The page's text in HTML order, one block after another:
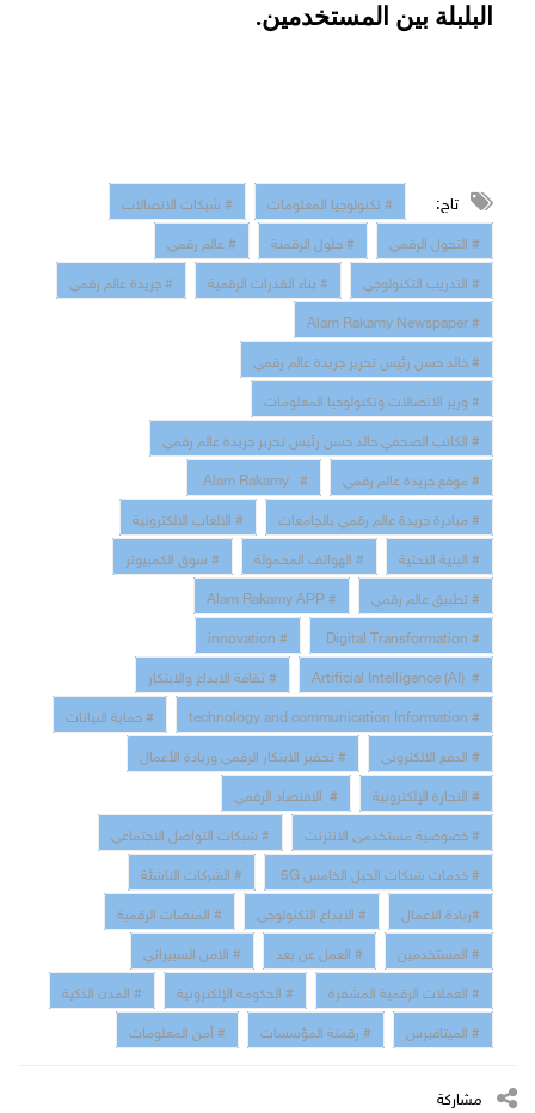
البلبلة بين المستخدمين.
تاج: # تكنولوجيا المعلومات
# شبكات الاتصالات
# التحول الرقمي
# حلول الرقمنة
# عالم رقمي
# التدريب التكنولوجي
# بناء القدرات الرقمية
# جريدة عالم رقمي
# Alam Rakamy Newspaper
# خالد حسن رئيس تحرير جريدة عالم رقمي
# وزير الاتصالات وتكنولوجيا المعلومات
# الكاتب الصحفي خالد حسن رئيس تحرير جريدة عالم رقمي
# موقع جريدة عالم رقمي
# Alam Rakamy
# مبادرة جريدة عالم رقمي بالجامعات
# الالعاب الالكترونية
# البنية التحتية
# الهواتف المحمولة
# سوق الكمبيوتر
# تطبيق عالم رقمي
# Alam Rakamy APP
# Digital Transformation
# innovation
# Artificial Intelligence (AI)
# ثقافة الابداع والابتكار
# technology and communication Information
# حماية البيانات
# الدفع الالكتروني
# تحفيز الابتكار الرقمي وريادة الأعمال
# التجارة الإلكترونية
# الاقتصاد الرقمي
# خصوصية مستخدمى الانترنت
# شبكات التواصل الاجتماعي
# خدمات شبكات الجيل الخامس 5G
# الشركات الناشئة
#ريادة الاعمال
# الابداع التكنولوجي
# المنصات الرقمية
# المستخدمين
# العمل عن بعد
# الامن السبيراني
# العملات الرقمية المشفرة
# الحكومة الإلكترونية
# المدن الذكية
# الميتافيرس
# رقمنة المؤسسات # أمن المعلومات
مشاركة